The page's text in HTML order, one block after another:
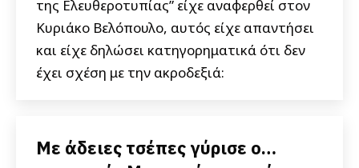
της Ελευθεροτυπίας” είχε αναφερθεί στον
Κυριάκο Βελόπουλο, αυτός είχε απαντήσει
και είχε δηλώσει κατηγορηματικά ότι δεν
έχει σχέση με την ακροδεξιά:
Με άδειες τσέπες γύρισε ο…